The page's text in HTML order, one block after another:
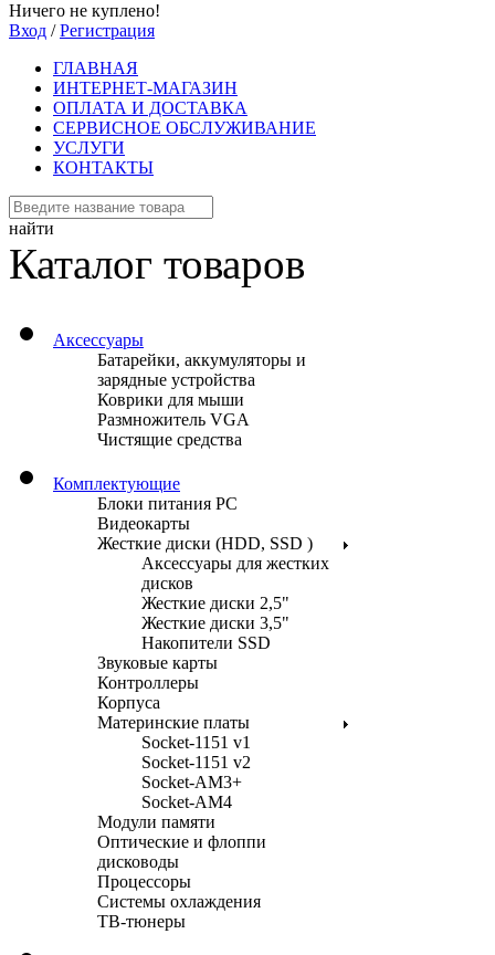
Ничего не куплено!
Вход /Регистрация
ГЛАВНАЯ
ИНТЕРНЕТ-МАГАЗИН
ОПЛАТА И ДОСТАВКА
СЕРВИСНОЕ ОБСЛУЖИВАНИЕ
УСЛУГИ
КОНТАКТЫ
найти
Каталог товаров
Аксессуары
Батарейки, аккумуляторы и
зарядные устройства
Коврики для мыши
Размножитель VGA
Чистящие средства
Комплектующие
Блоки питания PC
Видеокарты
Жесткие диски (HDD, SSD )
Аксессуары для жестких
дисков
Жесткие диски 2,5"
Жесткие диски 3,5"
Накопители SSD
Звуковые карты
Контроллеры
Корпуса
Материнские платы
Socket-1151 v1
Socket-1151 v2
Socket-AM3+
Socket-AM4
Модули памяти
Оптические и флоппи
дисководы
Процессоры
Системы охлаждения
ТВ-тюнеры